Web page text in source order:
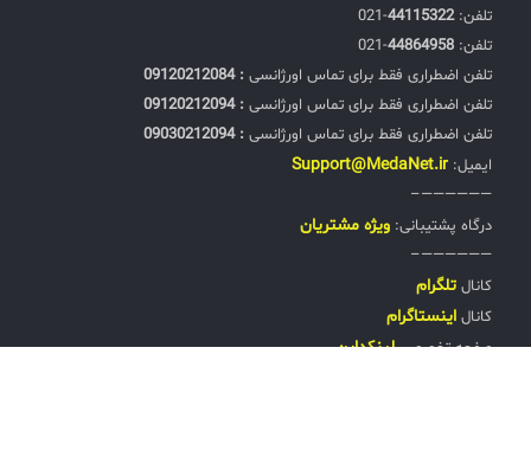
تلفن:‌44115322
-021
تلفن:‌ 44864958
-021
تلفن اضطراری فقط برای تماس اورژانسی : 09120212084
تلفن اضطراری فقط برای تماس اورژانسی : 09120212094
تلفن اضطراری فقط برای تماس اورژانسی : 09030212094
ایمیل: Support@MedaNet.ir
——————–
درگاه پشتیبانی: ويژه مشتریان
——————–
کانال تلگرام
کانال اینستاگرام
صفحه تخصصیلینکداین